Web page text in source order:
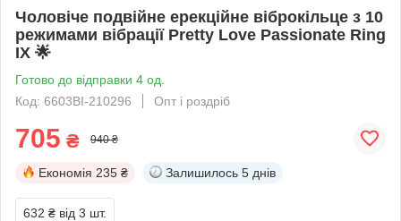
Чоловіче подвійне ерекційне віброкільце з 10
режимами вібрації Pretty Love Passionate Ring
IX 🌟
Готово до відправки 4 од.
Код: 6603BI-210296
Опт і роздріб
705 ₴ 940 ₴
Економія 235 ₴ Залишилось 5 днів
632 ₴ від 3 шт.